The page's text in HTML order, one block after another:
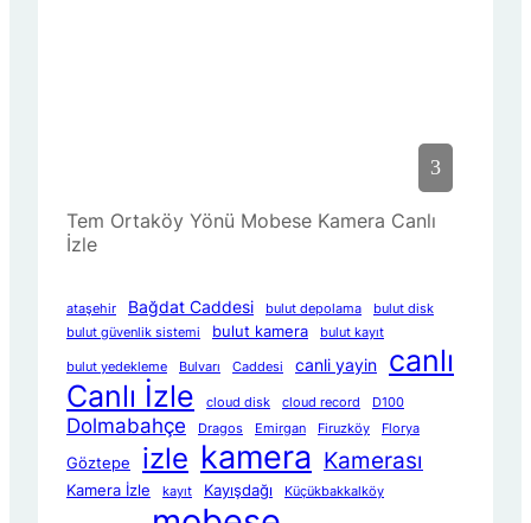
Tem Ortaköy Yönü Mobese Kamera Canlı
İzle
ataşehir Bağdat Caddesi bulut depolama
bulut disk
bulut güvenlik sistemi
bulut kamera bulut kayıt
bulut yedekleme Bulvarı Caddesi canli yayin canlı
Canlı İzle cloud disk cloud record D100
Dolmabahçe Dragos Emirgan Firuzköy Florya
Göztepe izle kamera Kamerası
Kamera İzle kayıt Kayışdağı Küçükbakkalköy